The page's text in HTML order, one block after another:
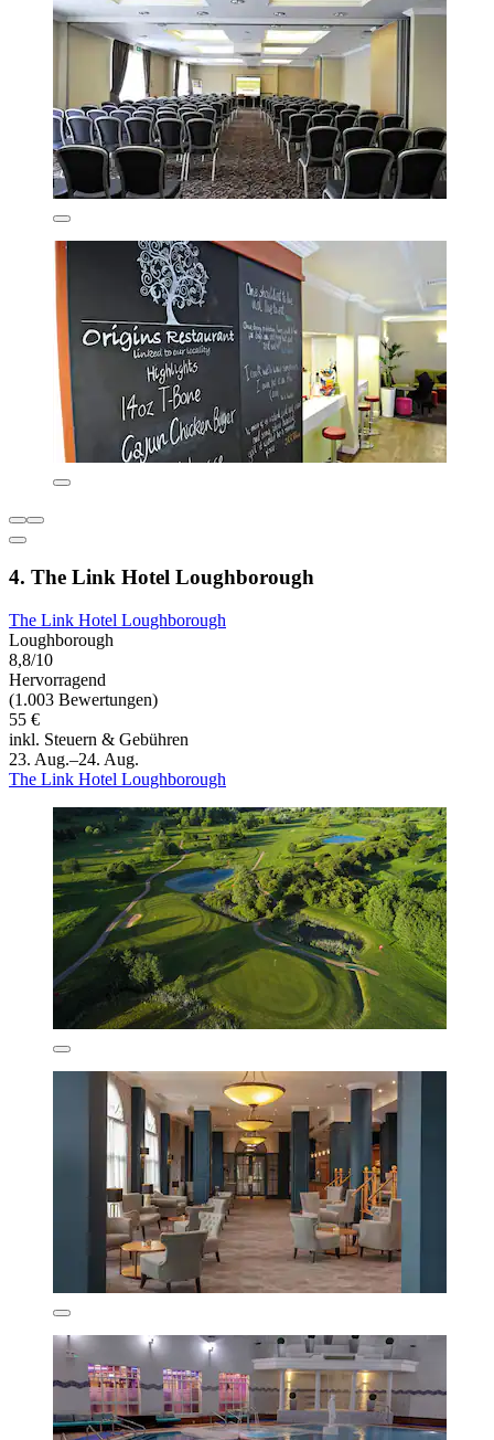
4. The Link Hotel Loughborough
The Link Hotel Loughborough
Loughborough
8,8/10
Hervorragend
(1.003 Bewertungen)
55 €
inkl. Steuern & Gebühren
23. Aug.–24. Aug.
The Link Hotel Loughborough